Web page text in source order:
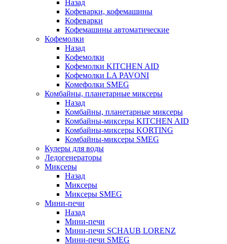
Назад
Кофеварки, кофемашины
Кофеварки
Кофемашины автоматические
Кофемолки
Назад
Кофемолки
Кофемолки KITCHEN AID
Кофемолки LA PAVONI
Комефолки SMEG
Комбайны, планетарные миксеры
Назад
Комбайны, планетарные миксеры
Комбайны-миксеры KITCHEN AID
Комбайны-миксеры KORTING
Комбайны-миксеры SMEG
Кулеры для воды
Ледогенераторы
Миксеры
Назад
Миксеры
Миксеры SMEG
Мини-печи
Назад
Мини-печи
Мини-печи SCHAUB LORENZ
Мини-печи SMEG